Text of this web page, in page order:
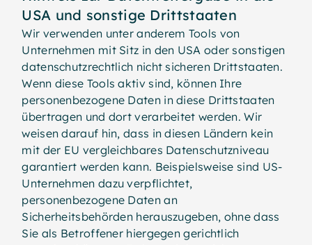
USA und sonstige Drittstaaten
Wir verwenden unter anderem Tools von
Unternehmen mit Sitz in den USA oder sonstigen
datenschutzrechtlich nicht sicheren Drittstaaten.
Wenn diese Tools aktiv sind, können Ihre
personenbezogene Daten in diese Drittstaaten
übertragen und dort verarbeitet werden. Wir
weisen darauf hin, dass in diesen Ländern kein
mit der EU vergleichbares Datenschutzniveau
garantiert werden kann. Beispielsweise sind US-
Unternehmen dazu verpflichtet,
personenbezogene Daten an
Sicherheitsbehörden herauszugeben, ohne dass
Sie als Betroffener hiergegen gerichtlich